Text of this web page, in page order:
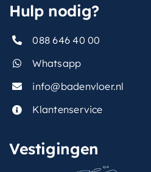
Hulp nodig?
088 646 40 00
Whatsapp
info@badenvloer.nl
Klantenservice
Vestigingen